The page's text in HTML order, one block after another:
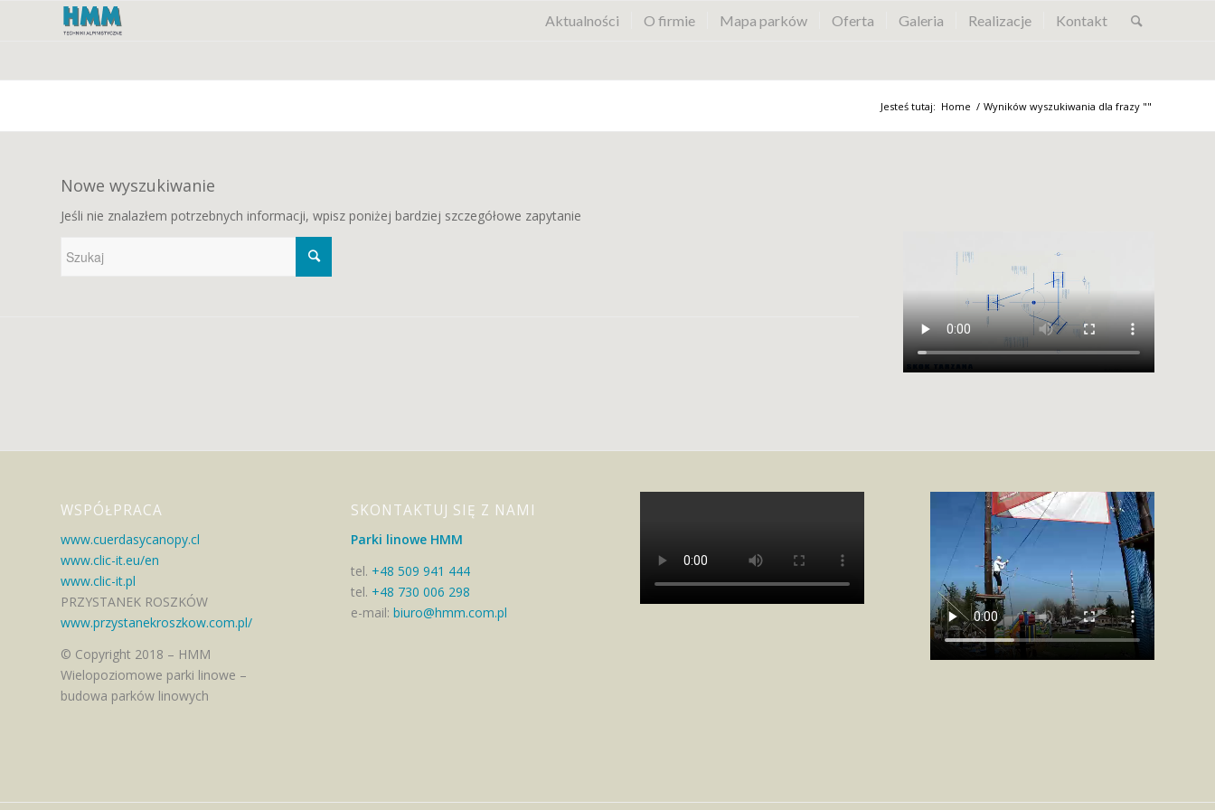
Aktualności O firmie Mapa parków Oferta Galeria Realizacje Kontakt
Jesteś tutaj: Home / Wyników wyszukiwania dla frazy ""
Nowe wyszukiwanie
Jeśli nie znalazłem potrzebnych informacji, wpisz poniżej bardziej szczegółowe zapytanie
WSPÓŁPRACA
www.cuerdasycanopy.cl
www.clic-it.eu/en
www.clic-it.pl
PRZYSTANEK ROSZKÓW
www.przystanekroszkow.com.pl/
© Copyright 2018 – HMM
Wielopoziomowe parki linowe –
budowa parków linowych
SKONTAKTUJ SIĘ Z NAMI
Parki linowe HMM
tel. +48 509 941 444
tel. +48 730 006 298
e-mail: biuro@hmm.com.pl